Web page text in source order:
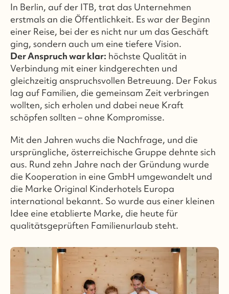
In Berlin, auf der ITB, trat das Unternehmen
erstmals an die Öffentlichkeit. Es war der Beginn
einer Reise, bei der es nicht nur um das Geschäft
ging, sondern auch um eine tiefere Vision.
Der Anspruch war klar: höchste Qualität in
Verbindung mit einer kindgerechten und
gleichzeitig anspruchsvollen Betreuung. Der Fokus
lag auf Familien, die gemeinsam Zeit verbringen
wollten, sich erholen und dabei neue Kraft
schöpfen sollten – ohne Kompromisse.
Mit den Jahren wuchs die Nachfrage, und die
ursprüngliche, österreichische Gruppe dehnte sich
aus. Rund zehn Jahre nach der Gründung wurde
die Kooperation in eine GmbH umgewandelt und
die Marke Original Kinderhotels Europa
international bekannt. So wurde aus einer kleinen
Idee eine etablierte Marke, die heute für
qualitätsgeprüften Familienurlaub steht.